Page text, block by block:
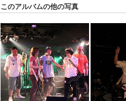
このアルバムの他の写真